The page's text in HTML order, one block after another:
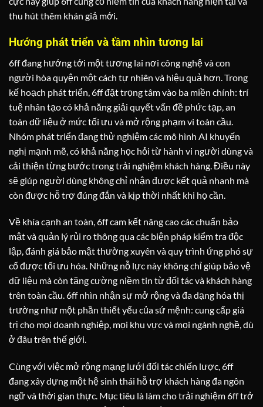
thu hút thêm khán giả mới.
Hướng phát triển và tầm nhìn tương lai
6ff đang hướng tới một tương lai nơi công nghệ và con
người hòa quyện một cách tự nhiên và hiệu quả hơn. Trong
kế hoạch phát triển, 6ff đặt trọng tâm vào ba miền chính: trí
tuệ nhân tạo có khả năng giải quyết vấn đề phức tạp, an
toàn dữ liệu ở mức tối ưu và mở rộng phạm vi toàn cầu.
Nhóm phát triển đang thử nghiệm các mô hình AI khuyến
nghị mạnh mẽ, có khả năng học hỏi từ hành vi người dùng và
cải thiện từng bước trong trải nghiệm khách hàng. Điều này
sẽ giúp người dùng không chỉ nhận được kết quả nhanh mà
còn được hỗ trợ đúng đắn và kịp thời nhất khi họ cần.
Về khía cạnh an toàn, 6ff cam kết nâng cao các chuẩn bảo
mật và quản lý rủi ro thông qua các biện pháp kiểm tra độc
lập, đánh giá bảo mật thường xuyên và quy trình ứng phó sự
cố được tối ưu hóa. Những nỗ lực này không chỉ giúp bảo vệ
dữ liệu mà còn tăng cường niềm tin từ đối tác và khách hàng
trên toàn cầu. 6ff nhìn nhận sự mở rộng và đa dạng hóa thị
trường như một phần thiết yếu của sứ mệnh: cung cấp giá
trị cho mọi doanh nghiệp, mọi khu vực và mọi ngành nghề, dù
ở đâu trên thế giới.
Cùng với việc mở rộng mạng lưới đối tác chiến lược, 6ff
đang xây dựng một hệ sinh thái hỗ trợ khách hàng đa ngôn
ngữ và thời gian thực. Mục tiêu là làm cho trải nghiệm 6ff trở